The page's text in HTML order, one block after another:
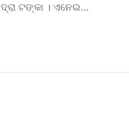
ଟଙ୍କା । ଏନେଇ…